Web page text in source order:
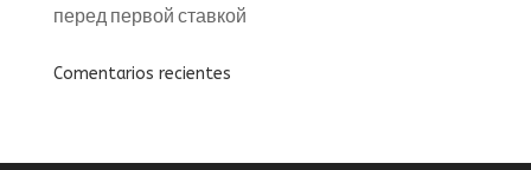
перед первой ставкой
Comentarios recientes